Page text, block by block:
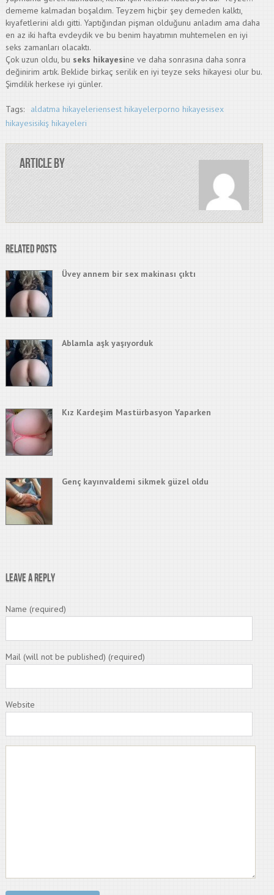
dememe kalmadan boşaldım. Teyzem hiçbir şey demeden kalktı,
kıyafetlerini aldı gitti. Yaptığından pişman olduğunu anladım ama daha
en az iki hafta evdeydik ve bu benim hayatımın muhtemelen en iyi
seks zamanları olacaktı.
Çok uzun oldu, bu seks hikayesine ve daha sonrasına daha sonra
değinirim artık. Beklide birkaç serilik en iyi teyze seks hikayesi olur bu.
Şimdilik herkese iyi günler.
Tags: aldatma hikayeleriensest hikayelerporno hikayesisex
hikayesisikiş hikayeleri
Article by
Related Posts
Üvey annem bir sex makinası çıktı
Ablamla aşk yaşıyorduk
Kız Kardeşim Mastürbasyon Yaparken
Genç kayınvaldemi sikmek güzel oldu
Leave a Reply
Name (required)
Mail (will not be published) (required)
Website